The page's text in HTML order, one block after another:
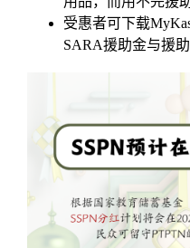
受惠者可下载
SARA援助金与援助